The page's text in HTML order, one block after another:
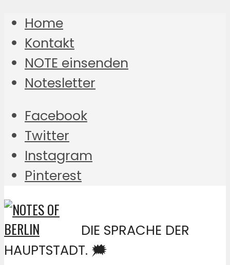
Home
Kontakt
NOTE einsenden
Notesletter
Facebook
Twitter
Instagram
Pinterest
DIE SPRACHE DER
HAUPTSTADT. 🗯️